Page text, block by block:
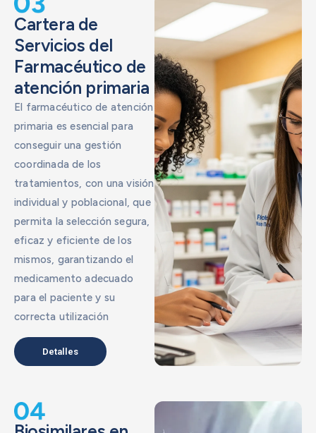
Cartera de
Servicios del
Farmacéutico de
atención primaria
El farmacéutico de atención
primaria es esencial para
conseguir una gestión
coordinada de los
tratamientos, con una visión
individual y poblacional, que
permita la selección segura,
eficaz y eficiente de los
mismos, garantizando el
medicamento adecuado
para el paciente y su
correcta utilización
Detalles